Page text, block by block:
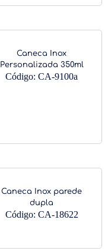
Caneca Inox
Personalizada 350ml
Código: CA-9100a
Caneca Inox parede
dupla
Código: CA-18622